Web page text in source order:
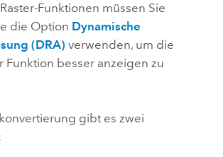
Funktionen müssen Sie
die Option Dynamische
(DRA) verwenden, um die
Funktion besser anzeigen zu
gibt es zwei